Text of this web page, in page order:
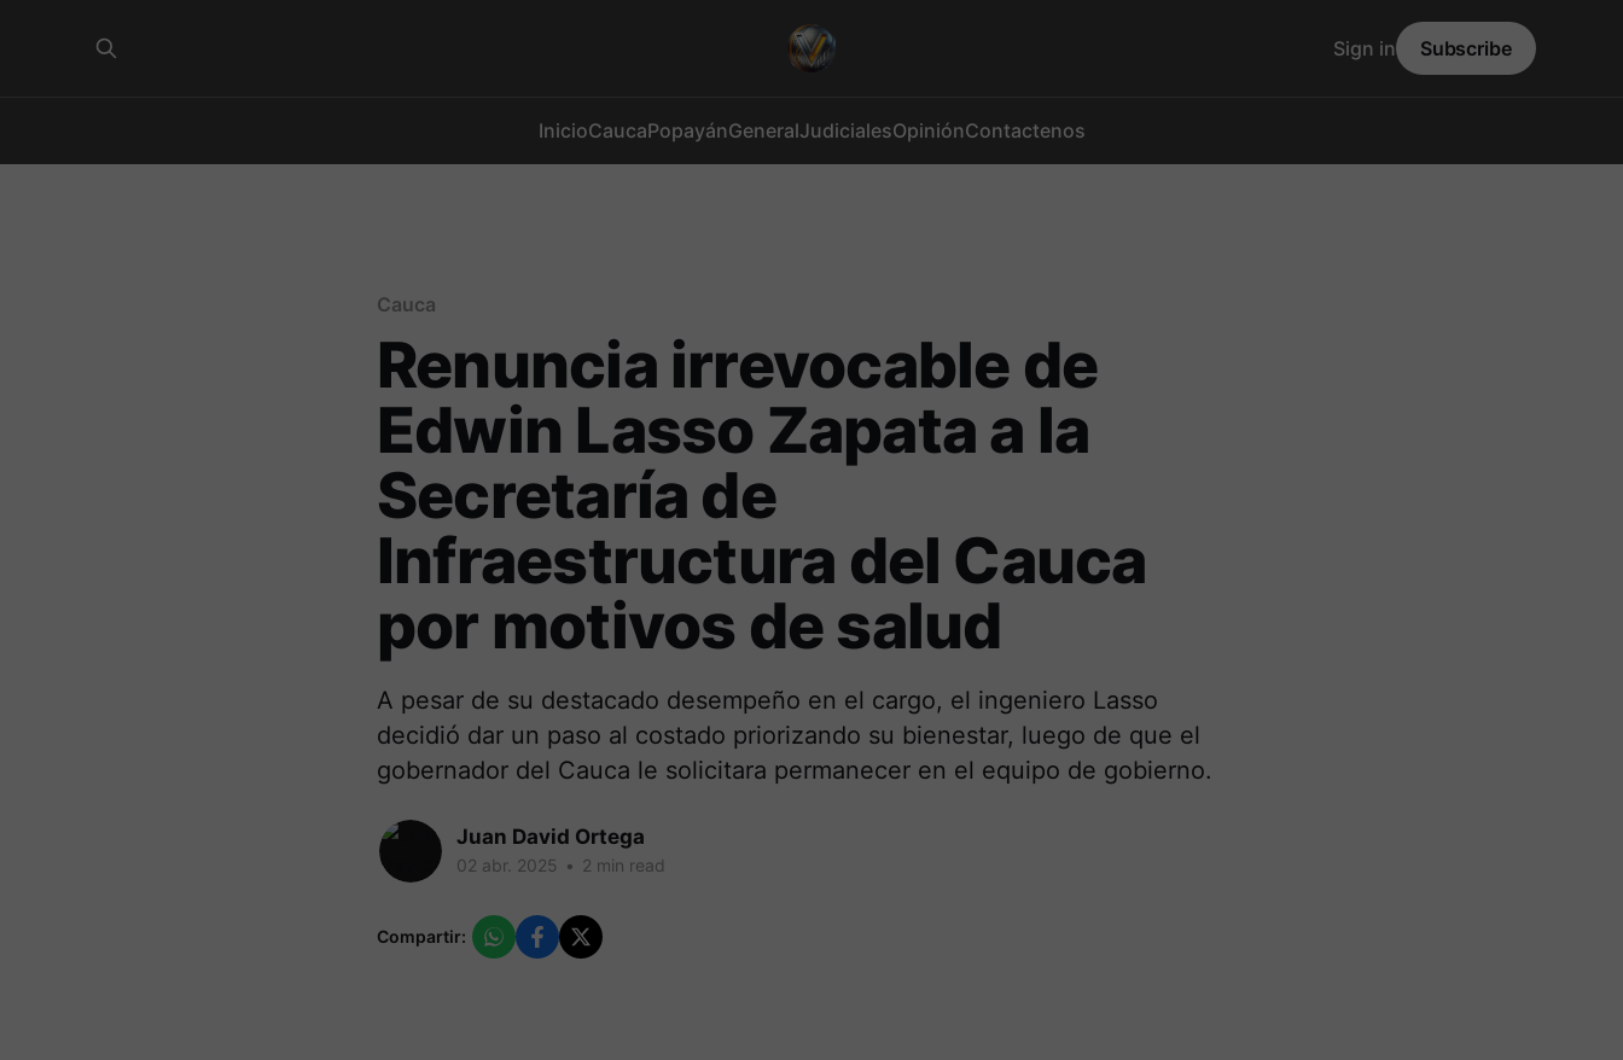
InicioCaucaPopayánGeneralJudicialesOpiniónContactenos
Sign in Subscribe
Cauca
Renuncia irrevocable de
Edwin Lasso Zapata a la
Secretaría de
Infraestructura del Cauca
por motivos de salud
A pesar de su destacado desempeño en el cargo, el ingeniero Lasso
decidió dar un paso al costado priorizando su bienestar, luego de que el
gobernador del Cauca le solicitara permanecer en el equipo de gobierno.
Juan David Ortega
02 abr. 2025 • 2 min read
Compartir: